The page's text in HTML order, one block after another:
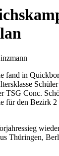
fand in
TSG Conc.
für den Bezirk
Thüringen,